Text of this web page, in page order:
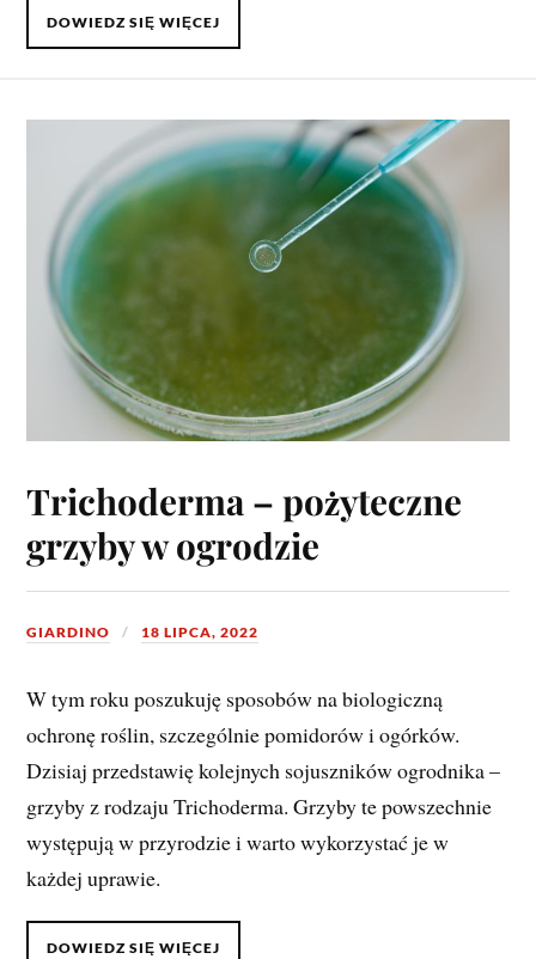
DOWIEDZ SIĘ WIĘCEJ
Trichoderma – pożyteczne
grzyby w ogrodzie
GIARDINO 18 LIPCA, 2022
W tym roku poszukuję sposobów na biologiczną
ochronę roślin, szczególnie pomidorów i ogórków.
Dzisiaj przedstawię kolejnych sojuszników ogrodnika –
grzyby z rodzaju Trichoderma. Grzyby te powszechnie
występują w przyrodzie i warto wykorzystać je w
każdej uprawie.
DOWIEDZ SIĘ WIĘCEJ